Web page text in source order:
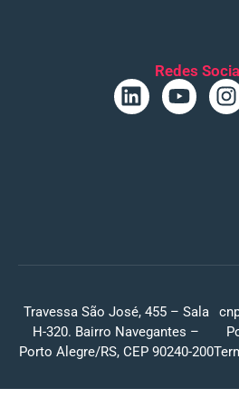
Redes
Travessa São José, 455 – Sala
H-320. Bairro Navegantes –
Porto Alegre/RS, CEP 90240-200